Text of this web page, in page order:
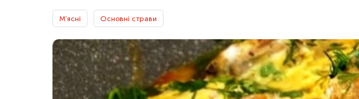
М’ясні Основні страви